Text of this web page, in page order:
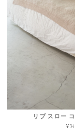
リ